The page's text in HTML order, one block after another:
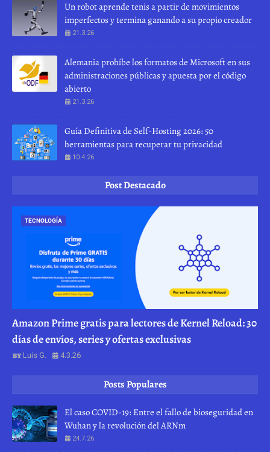
Un robot aprende tenis a partir de movimientos
imperfectos y termina ganando a su propio creador
21.3.26
Alemania prohíbe los formatos de Microsoft en sus
administraciones públicas y apuesta por el código
abierto
21.3.26
Guía Definitiva de Self-Hosting 2026: 50
herramientas para recuperar tu privacidad
10.4.26
Post Destacado
TECNOLOGÍA
Amazon Prime gratis para lectores de Kernel Reload: 30
días de envíos, series y ofertas exclusivas
Luis G. 4.3.26
Posts Populares
El caso COVID-19: Entre el fallo de bioseguridad en
Wuhan y la revolución del ARNm
24.7.26